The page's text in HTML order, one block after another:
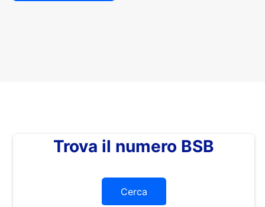
Trova il numero BSB
Cerca